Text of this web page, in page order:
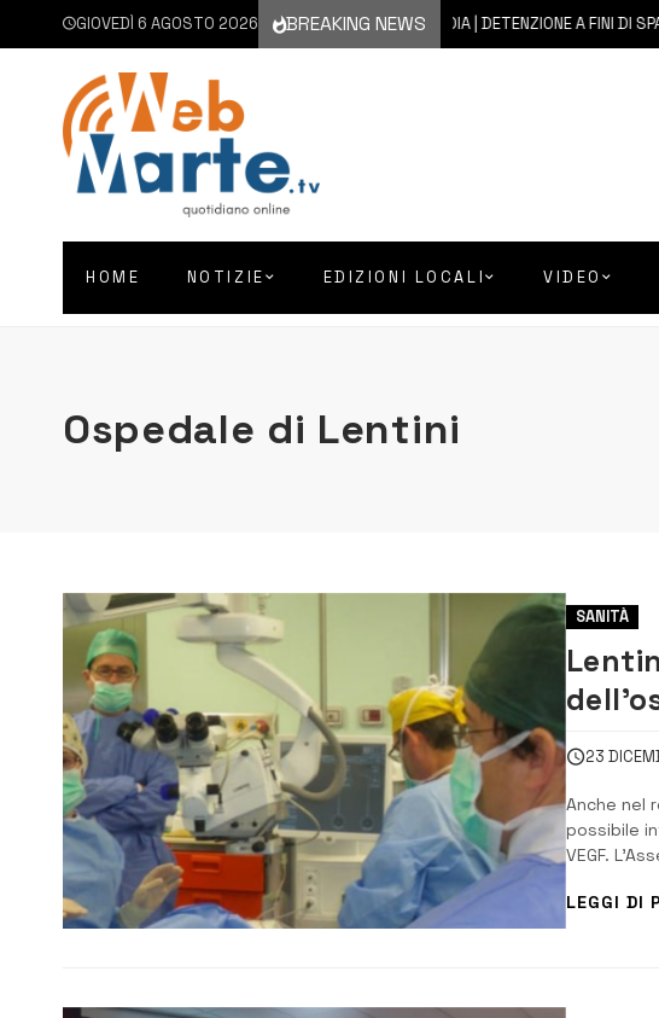
GIOVEDÌ 6 AGOSTO 2026 BREAKING NEWS
6 AGOSTO 2026 FLORIDIA | DETENZIONE A FINI DI SPACCIO
HOME NOTIZIE EDIZIONI LOCALI VIDEO
Ospedale di Lentini
SANITÀ
ANTI-
23
Anche nel
possibile
VEGF.
del SSN ai
LEGGI DI